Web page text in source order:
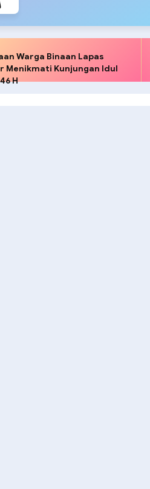
Warga Binaan Lapas
Menikmati Kunjungan Idul
H